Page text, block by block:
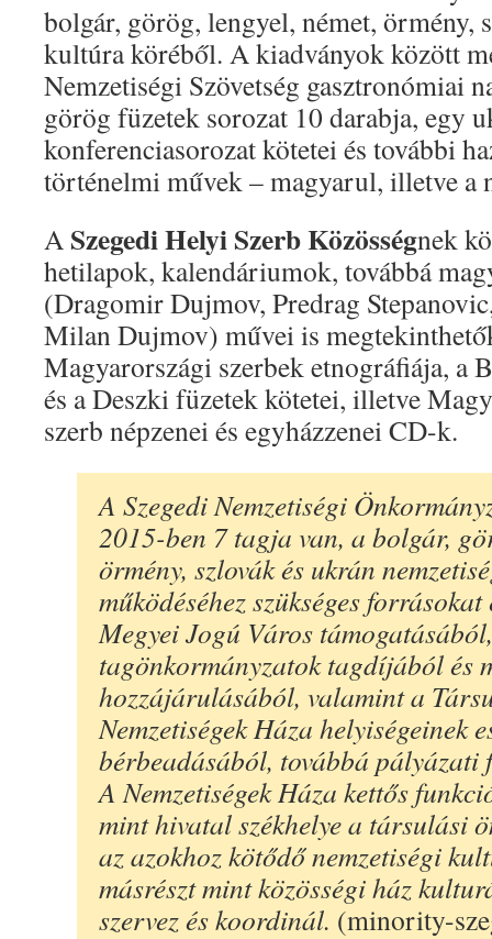
bolgár, görög, lengyel, német, örmény,
kultúra köréből. A kiadványok között
Nemzetiségi Szövetség gasztronómiai
görög füzetek sorozat 10 darabja, egy
konferenciasorozat kötetei és további
történelmi művek – magyarul, illetve a
A Szegedi Helyi Szerb Közösségnek
hetilapok, kalendáriumok, továbbá
(Dragomir Dujmov, Predrag
Milan Dujmov) művei is
Magyarországi szerbek etnográfiája, a
és a Deszki füzetek kötetei, illetve
szerb népzenei és egyházzenei CD-k.
A Szegedi Nemzetiségi
2015-ben 7 tagja van, a bolgár,
örmény, szlovák és ukrán
működéséhez szükséges
Megyei Jogú Város
tagönkormányzatok tagdíjából és
hozzájárulásából, valamint a
Nemzetiségek Háza helyiségeinek
bérbeadásából, továbbá
A Nemzetiségek Háza kettős
mint hivatal székhelye a társulási
az azokhoz kötődő nemzetiségi
másrészt mint közösségi ház
szervez és koordinál. (minority-